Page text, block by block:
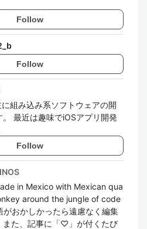
Follow
Follow
組み込み系ソフトウェアの開
最近は趣味でiOSアプリ開発
Follow
in Mexico with Mexican qua
around the jungle of code
がおかしかったら遠慮なく編集
また、記事に「♡」が付くたび